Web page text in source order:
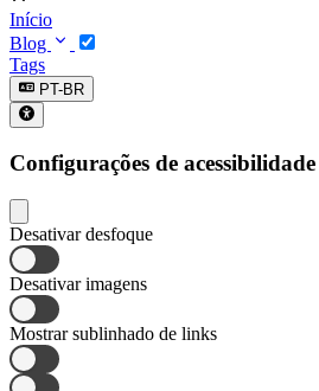
Início
Blog
Tags
PT-BR
Configurações de acessibilidade
Desativar desfoque
Desativar imagens
Mostrar sublinhado de links